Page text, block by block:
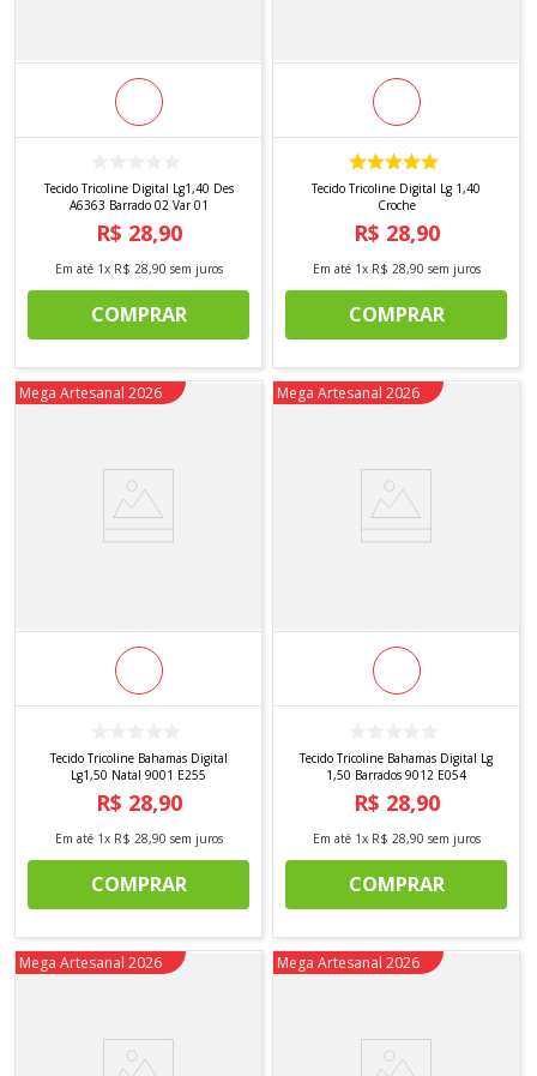
Tecido Tricoline Digital Lg1,40 Des
A6363 Barrado 02 Var 01
R$ 28,90
Em até 1x R$ 28,90 sem juros
COMPRAR
Tecido Tricoline Digital Lg 1,40
Croche
R$ 28,90
Em até 1x R$ 28,90 sem juros
COMPRAR
Novidade
Mega Artesanal 2026
Tecido Tricoline Bahamas Digital
Lg1,50 Natal 9001 E255
R$ 28,90
Em até 1x R$ 28,90 sem juros
COMPRAR
Novidade
Mega Artesanal 2026
Tecido Tricoline Bahamas Digital Lg
1,50 Barrados 9012 E054
R$ 28,90
Em até 1x R$ 28,90 sem juros
COMPRAR
Novidade
Mega Artesanal 2026 Novidade
Mega Artesanal 2026